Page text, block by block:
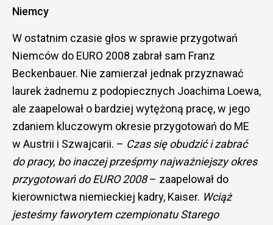
Niemcy
W ostatnim czasie głos w sprawie przygotwań
Niemców do EURO 2008 zabrał sam Franz
Beckenbauer. Nie zamierzał jednak przyznawać
laurek żadnemu z podopiecznych Joachima Loewa,
ale zaapelował o bardziej wytężoną pracę, w jego
zdaniem kluczowym okresie przygotowań do ME
w Austrii i Szwajcarii. – Czas się obudzić i zabrać
do pracy, bo inaczej prześpmy najważniejszy okres
przygotowań do EURO 2008– zaapelował do
kierownictwa niemieckiej kadry, Kaiser. Wciąż
jesteśmy faworytem czempionatu Starego